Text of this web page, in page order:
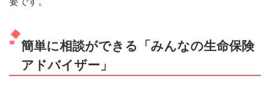
簡単に相談ができる「みんなの生命保険
アドバイザー」